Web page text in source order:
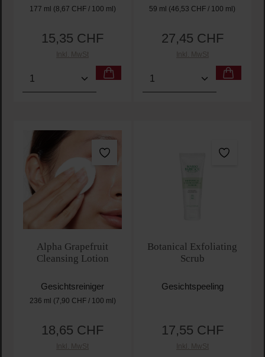
177 ml (8,67 CHF / 100 ml)
Regulärer Preis:
15,35 CHF
Inkl. MwSt
Produkt Anzahl: Gib den gewünschten Wert ein
59 ml (46,53 CHF / 100 ml)
Regulärer Preis:
27,45 CHF
Inkl. MwSt
Produkt Anzahl: Gib
Alpha Grapefruit
Cleansing Lotion
Gesichtsreiniger
236 ml (7,90 CHF / 100 ml)
Regulärer Preis:
18,65 CHF
Inkl. MwSt
Botanical Exfoliating
Scrub
Gesichtspeeling
Regulärer Preis:
17,55 CHF
Inkl. MwSt